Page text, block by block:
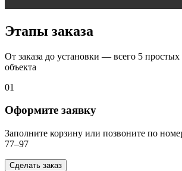
Этапы заказа
От заказа до установки — всего 5
объекта
01
Оформите заявку
Заполните корзину или позвоните по
77–97
Сделать заказ